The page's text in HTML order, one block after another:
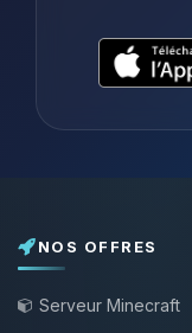
NOS OFFRES
Serveur Minecraft